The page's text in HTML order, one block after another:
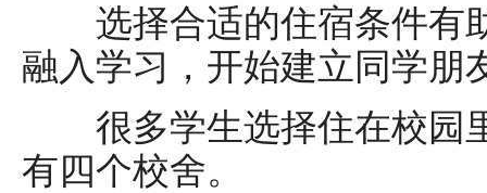
选择合适的住宿条件有
融入学习，开始建立同学朋
很多学生选择住在校园
有四个校舍。